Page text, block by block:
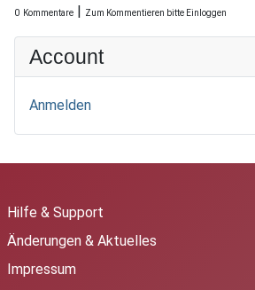
0 Kommentare | Zum Kommentieren bitte Einloggen
Account
Anmelden
Hilfe & Support
Änderungen & Aktuelles
Impressum